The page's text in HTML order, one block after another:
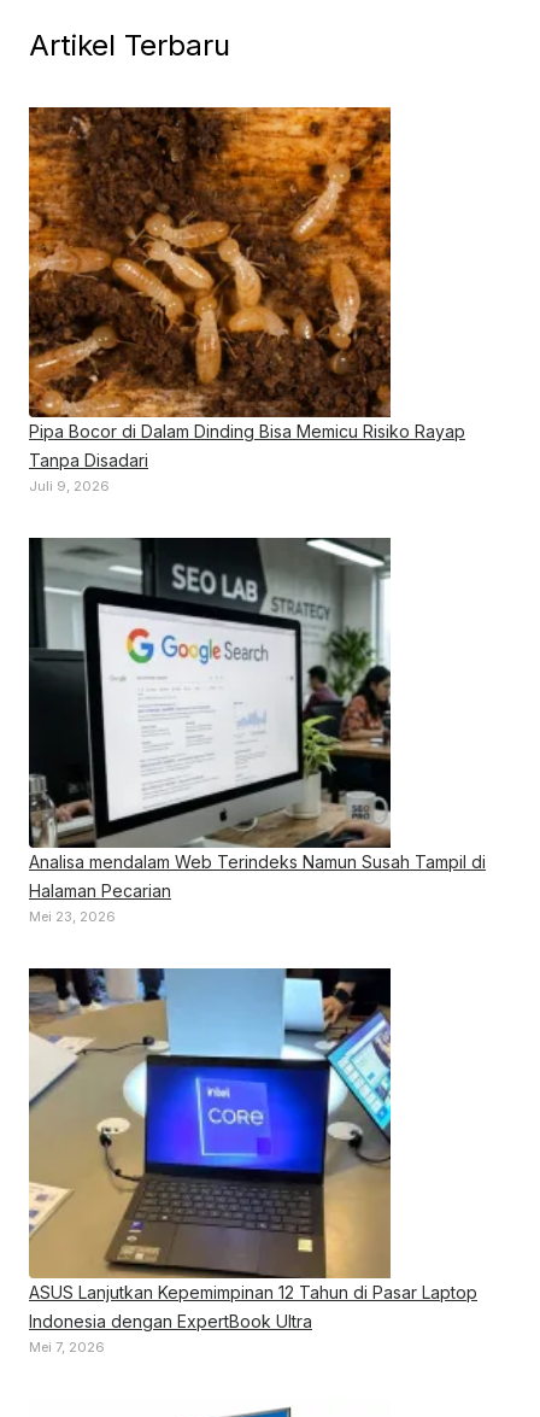
Artikel Terbaru
Pipa Bocor di Dalam Dinding Bisa Memicu Risiko Rayap
Tanpa Disadari
Juli 9, 2026
Analisa mendalam Web Terindeks Namun Susah Tampil di
Halaman Pecarian
Mei 23, 2026
ASUS Lanjutkan Kepemimpinan 12 Tahun di Pasar Laptop
Indonesia dengan ExpertBook Ultra
Mei 7, 2026